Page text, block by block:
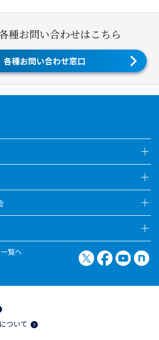
種お問い合わせはこちら
各種お問い合わせ窓口
一覧へ X（旧Twitter）
Facebook
ついて